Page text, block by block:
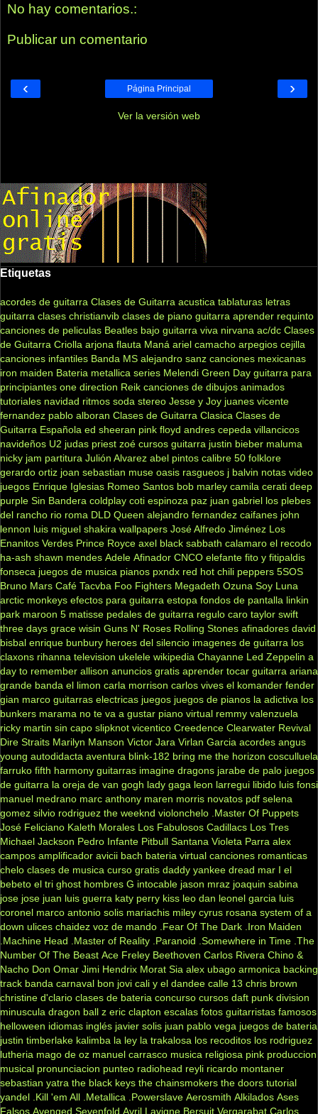
No hay comentarios.:
Publicar un comentario
‹ ›
Página Principal
Ver la versión web
Etiquetas
acordes de guitarra Clases de Guitarra acustica tablaturas letras
guitarra clases christianvib clases de piano guitarra aprender requinto
canciones de peliculas Beatles bajo guitarra viva nirvana ac/dc Clases
de Guitarra Criolla arjona flauta Maná ariel camacho arpegios cejilla
canciones infantiles Banda MS alejandro sanz canciones mexicanas
iron maiden Bateria metallica series Melendi Green Day guitarra para
principiantes one direction Reik canciones de dibujos animados
tutoriales navidad ritmos soda stereo Jesse y Joy juanes vicente
fernandez pablo alboran Clases de Guitarra Clasica Clases de
Guitarra Española ed sheeran pink floyd andres cepeda villancicos
navideños U2 judas priest zoé cursos guitarra justin bieber maluma
nicky jam partitura Julión Alvarez abel pintos calibre 50 folklore
gerardo ortiz joan sebastian muse oasis rasgueos j balvin notas video
juegos Enrique Iglesias Romeo Santos bob marley camila cerati deep
purple Sin Bandera coldplay coti espinoza paz juan gabriel los plebes
del rancho rio roma DLD Queen alejandro fernandez caifanes john
lennon luis miguel shakira wallpapers José Alfredo Jiménez Los
Enanitos Verdes Prince Royce axel black sabbath calamaro el recodo
ha-ash shawn mendes Adele Afinador CNCO elefante fito y fitipaldis
fonseca juegos de musica pianos pxndx red hot chili peppers 5SOS
Bruno Mars Café Tacvba Foo Fighters Megadeth Ozuna Soy Luna
arctic monkeys efectos para guitarra estopa fondos de pantalla linkin
park maroon 5 matisse pedales de guitarra regulo caro taylor swift
three days grace wisin Guns N' Roses Rolling Stones afinadores david
bisbal enrique bunbury heroes del silencio imagenes de guitarra los
claxons rihanna television ukelele wikipedia Chayanne Led Zeppelin a
day to remember allison anuncios gratis aprender tocar guitarra ariana
grande banda el limon carla morrison carlos vives el komander fender
gian marco guitarras electricas juegos juegos de pianos la adictiva los
bunkers marama no te va a gustar piano virtual remmy valenzuela
ricky martin sin capo slipknot vicentico Creedence Clearwater Revival
Dire Straits Marilyn Manson Victor Jara Virlan Garcia acordes angus
young autodidacta aventura blink-182 bring me the horizon cosculluela
farruko fifth harmony guitarras imagine dragons jarabe de palo juegos
de guitarra la oreja de van gogh lady gaga leon larregui libido luis fonsi
manuel medrano marc anthony maren morris novatos pdf selena
gomez silvio rodriguez the weeknd violonchelo .Master Of Puppets
José Feliciano Kaleth Morales Los Fabulosos Cadillacs Los Tres
Michael Jackson Pedro Infante Pitbull Santana Violeta Parra alex
campos amplificador avicii bach bateria virtual canciones romanticas
chelo clases de musica curso gratis daddy yankee dread mar I el
bebeto el tri ghost hombres G intocable jason mraz joaquin sabina
jose jose juan luis guerra katy perry kiss leo dan leonel garcia luis
coronel marco antonio solis mariachis miley cyrus rosana system of a
down ulices chaidez voz de mando .Fear Of The Dark .Iron Maiden
.Machine Head
.Master of Reality .Paranoid .Somewhere in Time .The
Number Of The Beast Ace Freley Beethoven Carlos Rivera Chino &
Nacho Don Omar Jimi Hendrix Morat Sia alex ubago armonica backing
track banda carnaval bon jovi cali y el dandee calle 13 chris brown
christine d'clario clases de bateria concurso cursos daft punk division
minuscula dragon ball z eric clapton escalas fotos guitarristas famosos
helloween idiomas inglés javier solis juan pablo vega juegos de bateria
justin timberlake kalimba la ley la trakalosa los recoditos los rodriguez
lutheria mago de oz manuel carrasco musica religiosa pink produccion
musical pronunciacion punteo radiohead reyli ricardo montaner
sebastian yatra the black keys the chainsmokers the doors tutorial
yandel .Kill 'em All .Metallica .Powerslave Aerosmith Alkilados Ases
Falsos Avenged Sevenfold Avril Lavigne Bersuit Vergarabat Carlos